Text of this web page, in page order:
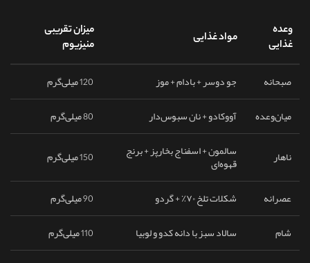
وعده
غذایی
مواد غذایی
میزان تقریبی
منیزیوم
صبحانه جو دوسر + بادام + موز
120 میلی‌گرم
میان‌وعده
آووکادو + نان سبوس‌دار 80 میلی‌گرم
ناهار سالمون + اسفناج بخارپز + برنج
قهوه‌ای 150 میلی‌گرم
عصرانه شکلات تلخ ۷۰٪ + گردو
90 میلی‌گرم
شام
سالاد سبز با دانه کدو و لوبیا 110 میلی‌گرم